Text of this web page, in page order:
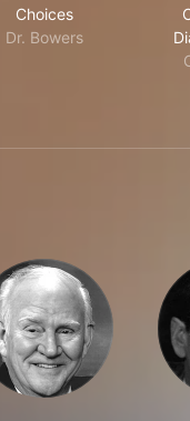
Choices
Dr. Bowers